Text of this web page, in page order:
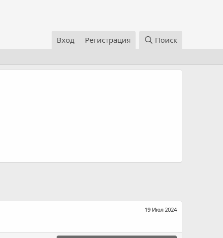
Вход Регистрация Поиск
19 Июл 2024